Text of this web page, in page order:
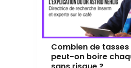
Combien de
peut-on boire